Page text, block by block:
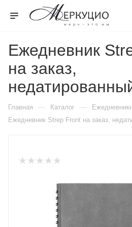
Ежедневник
на заказ,
Главная — Каталог —
Ежедневник Strep Front на заказ,